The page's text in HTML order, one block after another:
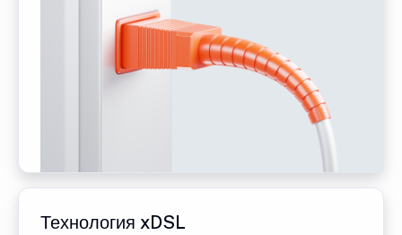
Технология xDSL